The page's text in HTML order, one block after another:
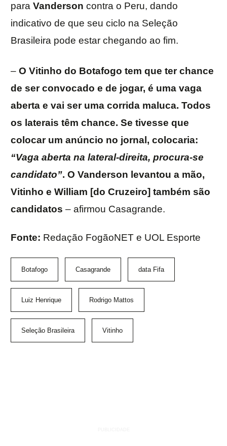
para Vanderson contra o Peru, dando
indicativo de que seu ciclo na Seleção
Brasileira pode estar chegando ao fim.
– O Vitinho do Botafogo tem que ter chance
de ser convocado e de jogar, é uma vaga
aberta e vai ser uma corrida maluca. Todos
os laterais têm chance. Se tivesse que
colocar um anúncio no jornal, colocaria:
“Vaga aberta na lateral-direita, procura-se
candidato”. O Vanderson levantou a mão,
Vitinho e William [do Cruzeiro] também são
candidatos – afirmou Casagrande.
Fonte: Redação FogãoNET e UOL Esporte
Botafogo Casagrande data Fifa
Luiz Henrique Rodrigo Mattos
Seleção Brasileira Vitinho